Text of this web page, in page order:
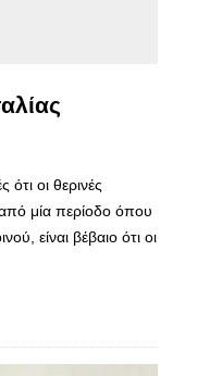
οι θερινές
μία περίοδο όπου
είναι βέβαιο ότι οι